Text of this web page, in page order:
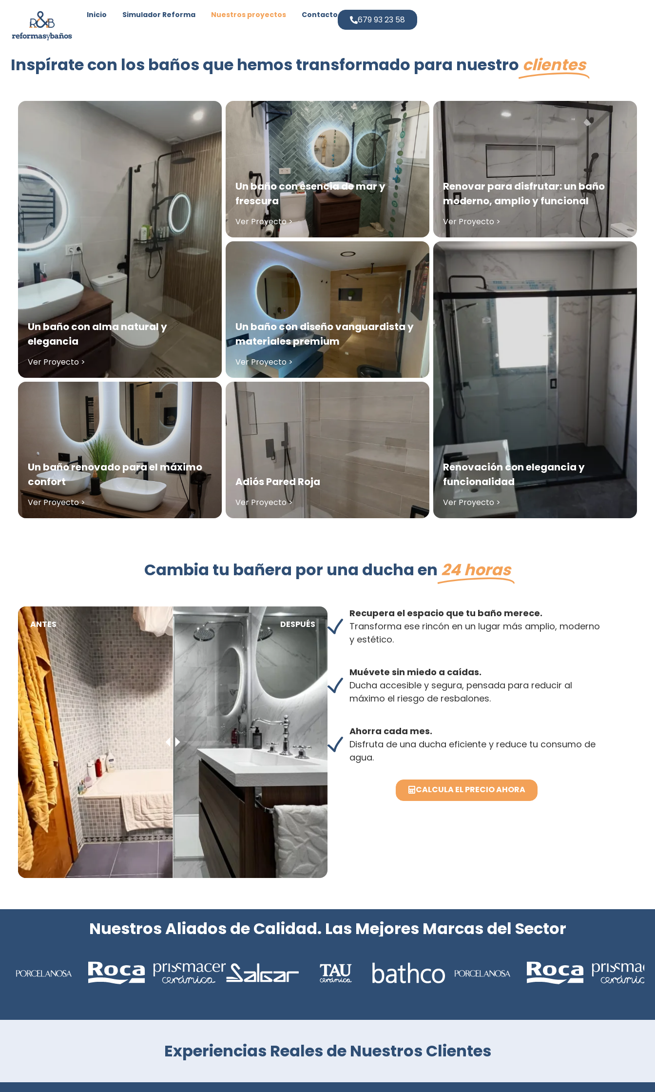
Inicio Simulador Reforma Nuestros proyectos Contacto 679 93 23 58
Inspírate con los baños que hemos transformado para nuestro clientes
Un baño con alma natural y
elegancia
Ver Proyecto >
Un baño con esencia de mar y
frescura
Ver Proyecto >
Renovar para disfrutar: un baño
moderno, amplio y funcional
Ver Proyecto >
Un baño con diseño vanguardista y
materiales premium
Ver Proyecto >
Renovación con elegancia y
funcionalidad
Ver Proyecto >
Un baño renovado para el máximo
confort
Ver Proyecto >
Adiós Pared Roja
Ver Proyecto >
Cambia tu bañera por una ducha en 24 horas
ANTES DESPUÉS
Recupera el espacio que tu baño merece.
Transforma ese rincón en un lugar más amplio, moderno
y estético.
Muévete sin miedo a caídas.
Ducha accesible y segura, pensada para reducir al
máximo el riesgo de resbalones.
Ahorra cada mes.
Disfruta de una ducha eficiente y reduce tu consumo de
agua.
CALCULA EL PRECIO AHORA
Nuestros Aliados de Calidad. Las Mejores Marcas del Sector
Experiencias Reales de Nuestros Clientes